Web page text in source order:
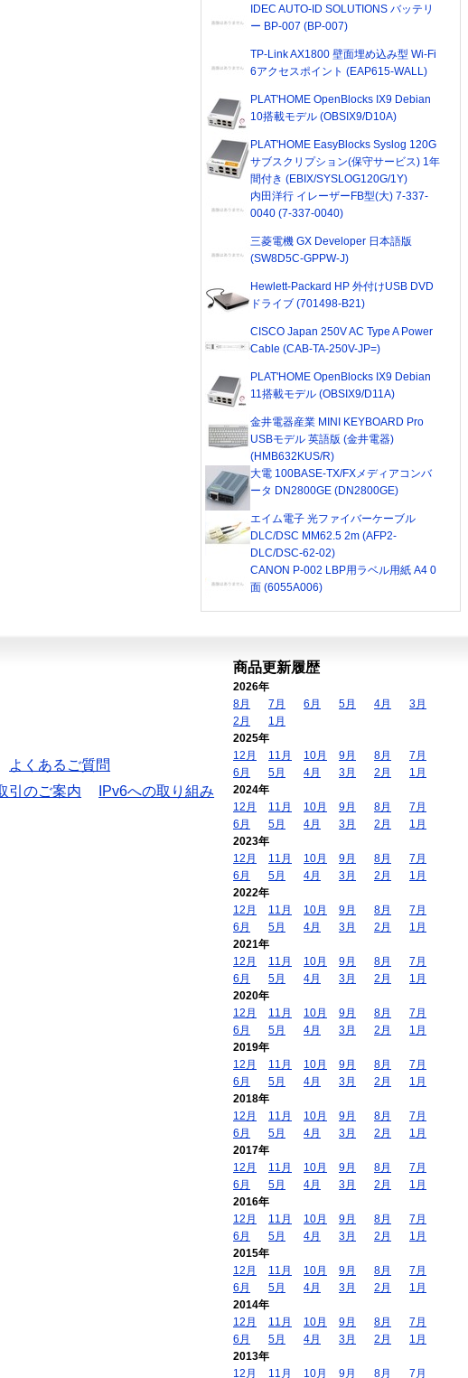
IDEC AUTO-ID SOLUTIONS バッテリ
ー BP-007 (BP-007)
TP-Link AX1800 壁面埋め込み型 Wi-Fi
6アクセスポイント (EAP615-WALL)
PLAT'HOME OpenBlocks IX9 Debian
10搭載モデル (OBSIX9/D10A)
PLAT'HOME EasyBlocks Syslog 120G
サブスクリプション(保守サービス) 1年
間付き (EBIX/SYSLOG120G/1Y)
内田洋行 イレーザーFB型(大) 7-337-
0040 (7-337-0040)
三菱電機 GX Developer 日本語版
(SW8D5C-GPPW-J)
Hewlett-Packard HP 外付けUSB DVD
ドライブ (701498-B21)
CISCO Japan 250V AC Type A Power
Cable (CAB-TA-250V-JP=)
PLAT'HOME OpenBlocks IX9 Debian
11搭載モデル (OBSIX9/D11A)
金井電器産業 MINI KEYBOARD Pro
USBモデル 英語版 (金井電器)
(HMB632KUS/R)
大電 100BASE-TX/FXメディアコンバ
ータ DN2800GE (DN2800GE)
エイム電子 光ファイバーケーブル
DLC/DSC MM62.5 2m (AFP2-
DLC/DSC-62-02)
CANON P-002 LBP用ラベル用紙 A4 0
面 (6055A006)
よくあるご質問
引のご案内
IPv6への取り組み
商品更新履歴
2026年
8月
7月 6月 5月 4月
3月
2月
1月
2025年
12月
11月 10月 9月 8月
7月
6月
5月 4月 3月 2月
1月
2024年
12月
11月 10月 9月 8月
7月
6月
5月 4月 3月 2月
1月
2023年
12月
11月 10月 9月 8月
7月
6月
5月 4月 3月 2月
1月
2022年
12月
11月 10月 9月 8月
7月
6月
5月 4月 3月 2月
1月
2021年
12月
11月 10月 9月 8月
7月
6月
5月 4月 3月 2月
1月
2020年
12月
11月 10月 9月 8月
7月
6月
5月 4月 3月 2月
1月
2019年
12月
11月 10月 9月 8月
7月
6月
5月 4月 3月 2月
1月
2018年
12月
11月 10月 9月 8月
7月
6月
5月 4月 3月 2月
1月
2017年
12月
11月 10月 9月 8月
7月
6月
5月 4月 3月 2月
1月
2016年
12月
11月 10月 9月 8月
7月
6月
5月 4月 3月 2月
1月
2015年
12月
11月 10月 9月 8月
7月
6月
5月 4月 3月 2月
1月
2014年
12月
11月 10月 9月 8月
7月
6月
5月 4月 3月 2月
1月
2013年
12月
11月 10月 9月 8月 7月